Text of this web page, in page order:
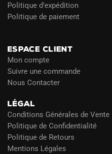
Politique d’expédition
Politique de paiement
ESPACE CLIENT
Mon compte
Suivre une commande
Nous Contacter
LÉGAL
Conditions Générales de Vente
Politique de Confidentialité
Politique de Retours
Mentions Légales